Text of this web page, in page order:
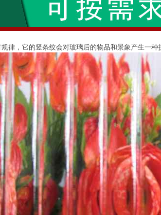
律，它的竖条纹会对玻璃后的物品和景象产生一种